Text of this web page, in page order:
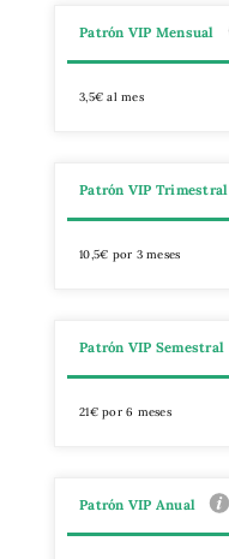
Patrón VIP Mensual
3,5€ al mes
Patrón VIP Trimestral
10,5€ por 3 meses
Patrón VIP Semestral
21€ por 6 meses
Patrón VIP Anual